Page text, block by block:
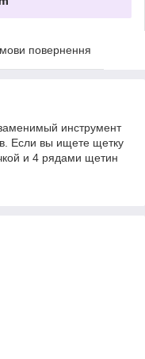
повернення
инструмент
Если вы ищете щетку
и 4 рядами щетин